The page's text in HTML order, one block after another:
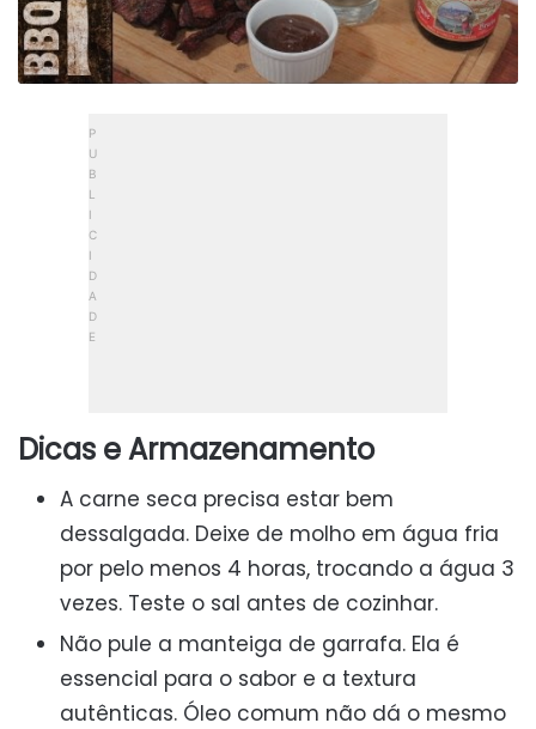
Dicas e Armazenamento
A carne seca precisa estar bem
dessalgada. Deixe de molho em água fria
por pelo menos 4 horas, trocando a água 3
vezes. Teste o sal antes de cozinhar.
Não pule a manteiga de garrafa. Ela é
essencial para o sabor e a textura
autênticas. Óleo comum não dá o mesmo